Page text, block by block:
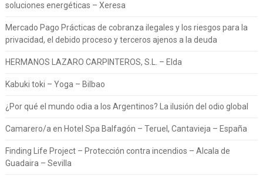
soluciones energéticas – Xeresa
Mercado Pago Prácticas de cobranza ilegales y los riesgos para la
privacidad, el debido proceso y terceros ajenos a la deuda
HERMANOS LAZARO CARPINTEROS, S.L. – Elda
Kabuki toki – Yoga – Bilbao
¿Por qué el mundo odia a los Argentinos? La ilusión del odio global
Camarero/a en Hotel Spa Balfagón – Teruel, Cantavieja – España
Finding Life Project – Protección contra incendios – Alcala de
Guadaira – Sevilla